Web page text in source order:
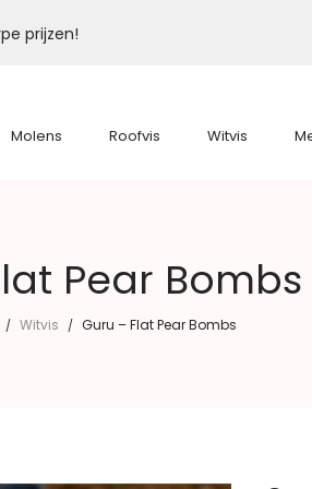
prijzen!
Molens Roofvis Witvis
Pear Bombs
/ Witvis / Guru – Flat Pear Bombs